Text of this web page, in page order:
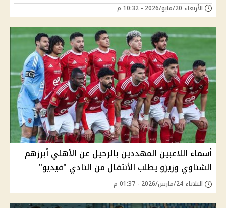
الأربعاء 20/مايو/2026 - 10:32 م
أسماء اللاعبين المهددين بالرحيل عن الأهلي أبرزهم
الشناوي وزيزو يطلب الأنتقال من النادي "فيديو"
الثلاثاء 24/مارس/2026 - 01:37 م